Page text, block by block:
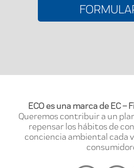
ECO es una marca de EC –
Queremos contribuir a un
repensar los hábitos de
conciencia ambiental cada